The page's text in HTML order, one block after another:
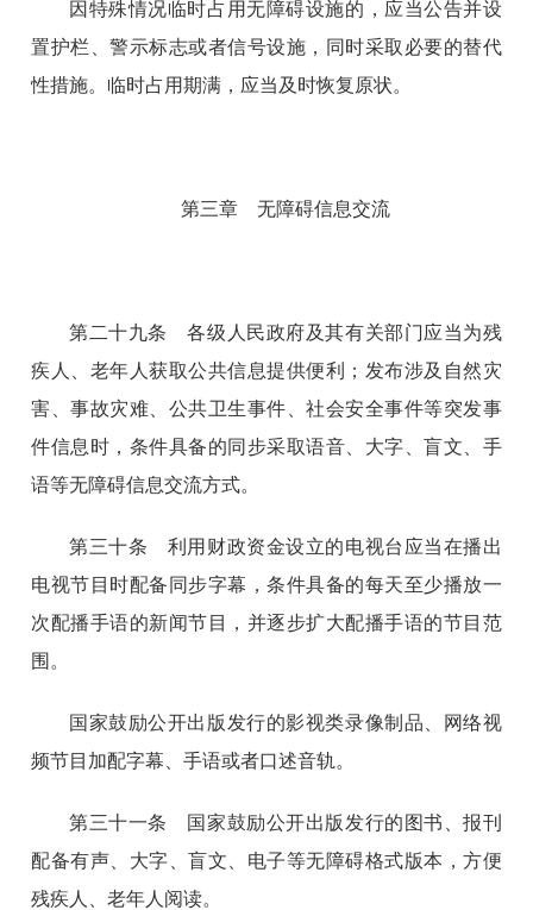
因特殊情况临时占用无障碍设施的，应当公告并设
置护栏、警示标志或者信号设施，同时采取必要的替代
性措施。临时占用期满，应当及时恢复原状。
第三章 无障碍信息交流
第二十九条 各级人民政府及其有关部门应当为残
疾人、老年人获取公共信息提供便利；发布涉及自然灾
害、事故灾难、公共卫生事件、社会安全事件等突发事
件信息时，条件具备的同步采取语音、大字、盲文、手
语等无障碍信息交流方式。
第三十条 利用财政资金设立的电视台应当在播出
电视节目时配备同步字幕，条件具备的每天至少播放一
次配播手语的新闻节目，并逐步扩大配播手语的节目范
围。
国家鼓励公开出版发行的影视类录像制品、网络视
频节目加配字幕、手语或者口述音轨。
第三十一条 国家鼓励公开出版发行的图书、报刊
配备有声、大字、盲文、电子等无障碍格式版本，方便
残疾人、老年人阅读。